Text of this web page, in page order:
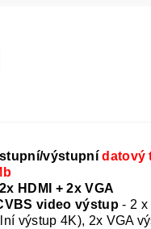
výstupnídatový
HDMI + 2x VGA
video výstup- 2 x
výstup 4K), 2x VGA